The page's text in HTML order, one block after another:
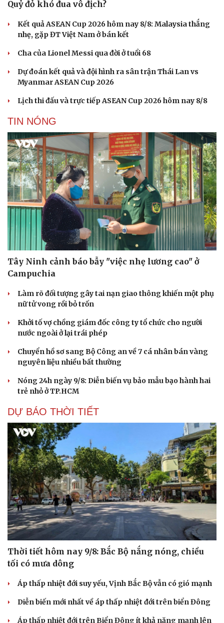
Du lịch
Tư vấn
Săn Tour
check-in
Câu chuyện thời sự
Đọc truyện đêm khuya
Cửa sổ tình yêu
Kể chuyện cho bé
Hạt giống tâm hồn
Quỷ đỏ khó đua vô địch?
Kết quả ASEAN Cup 2026 hôm nay 8/8: Malaysia thắng
nhẹ, gặp ĐT Việt Nam ở bán kết
Cha của Lionel Messi qua đời ở tuổi 68
Dự đoán kết quả và đội hình ra sân trận Thái Lan vs
Myanmar ASEAN Cup 2026
Lịch thi đấu và trực tiếp ASEAN Cup 2026 hôm nay 8/8
TIN NÓNG
Tây Ninh cảnh báo bẫy "việc nhẹ lương cao" ở
Campuchia
Làm rõ đối tượng gây tai nạn giao thông khiến một phụ
nữ tử vong rồi bỏ trốn
Khởi tố vợ chồng giám đốc công ty tổ chức cho người
nước ngoài ở lại trái phép
Chuyển hồ sơ sang Bộ Công an về 7 cá nhân bán vàng
nguyên liệu nhiều bất thường
Nóng 24h ngày 9/8: Diễn biến vụ bảo mẫu bạo hành hai
trẻ nhỏ ở TP.HCM
DỰ BÁO THỜI TIẾT
Thời tiết hôm nay 9/8: Bắc Bộ nắng nóng, chiều
tối có mưa dông
Áp thấp nhiệt đới suy yếu, Vịnh Bắc Bộ vẫn có gió mạnh
Diễn biến mới nhất về áp thấp nhiệt đới trên biển Đông
Áp thấp nhiệt đới trên Biển Đông ít khả năng mạnh lên